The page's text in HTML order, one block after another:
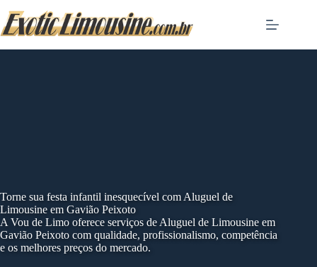
to
content
Torne sua festa infantil inesquecível com Aluguel de
Limousine em Gavião Peixoto
A Vou de Limo oferece serviços de Aluguel de Limousine em
Gavião Peixoto com qualidade, profissionalismo, competência
e os melhores preços do mercado.